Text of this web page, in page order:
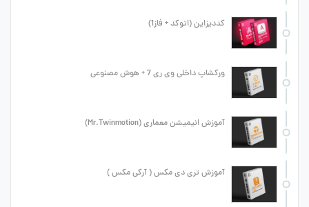
کددیزاین (اتوکد + فاز1)
ورکشاپ داخلی وی ری 7 + هوش مصنوعی
آموزش انیمیشن معماری (Mr.Twinmotion)
آموزش تری دی مکس ( آرکی مکس )